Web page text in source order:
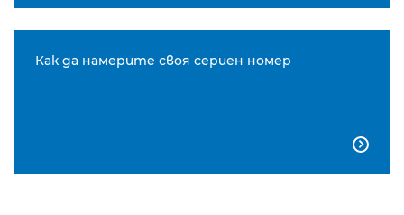
Как да намерите своя сериен номер
